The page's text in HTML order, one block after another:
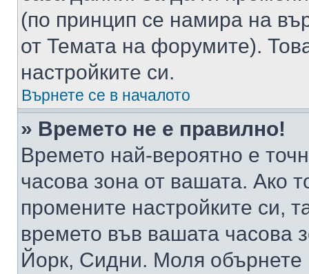
(по принцип се намира на
от Темата на форумите).
настройките си.
Върнете се в началото
» Времето не е правилно!
Времето най-вероятно е
часова зона от вашата. Ако
промените настройките си,
времето във вашата
Йорк, Сидни. Моля обърнете